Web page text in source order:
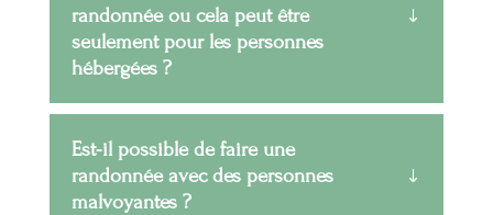
randonnée ou cela peut être
seulement pour les personnes
hébergées ?
Est-il possible de faire une
randonnée avec des personnes
malvoyantes ?